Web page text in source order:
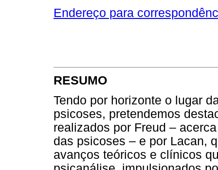
Endereço para
RESUMO
Tendo por horizonte o lugar
psicoses, pretendemos
realizados por Freud –
das psicoses – e por Lacan,
avanços teóricos e clínicos